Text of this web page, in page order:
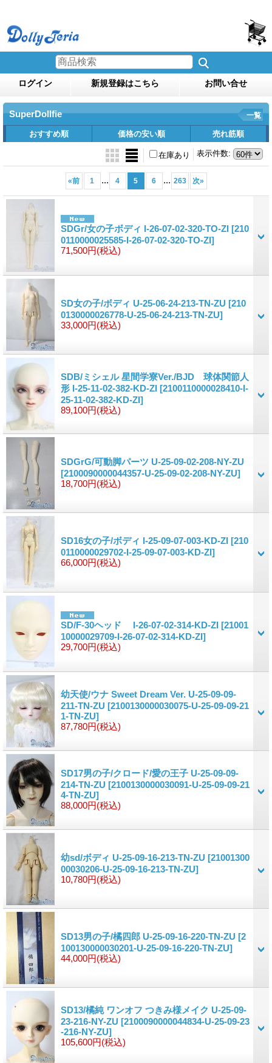
ログイン 新規登録はこちら お問い合せ
SuperDollfie 一覧
おすすめ順 価格の安い順 売れ筋順
表示件数:
在庫あり
«前 1 ... 4 5 6 ... 263 次»
SDGr/女の子ボディ I-26-07-02-320-TO-ZI [210
0110000025585-I-26-07-02-320-TO-ZI]
71,500円(税込)
SD女の子/ボディ U-25-06-24-213-TN-ZU [210
0130000026778-U-25-06-24-213-TN-ZU]
33,000円(税込)
SDB/ミシェル 星間学寮Ver./BJD 球体関節人
形 I-25-11-02-382-KD-ZI [2100110000028410-I-
25-11-02-382-KD-ZI]
89,100円(税込)
SDGrG/可動脚パーツ U-25-09-02-208-NY-ZU
[2100090000044357-U-25-09-02-208-NY-ZU]
18,700円(税込)
SD16女の子/ボディ I-25-09-07-003-KD-ZI [210
0110000029702-I-25-09-07-003-KD-ZI]
66,000円(税込)
SD/F-30ヘッド I-26-07-02-314-KD-ZI [21001
10000029709-I-26-07-02-314-KD-ZI]
29,700円(税込)
幼天使/ウナ Sweet Dream Ver. U-25-09-09-
211-TN-ZU [2100130000030075-U-25-09-09-21
1-TN-ZU]
87,780円(税込)
SD17男の子/クロード/愛の王子 U-25-09-09-
214-TN-ZU [2100130000030091-U-25-09-09-21
4-TN-ZU]
88,000円(税込)
幼sd/ボディ U-25-09-16-213-TN-ZU [21001300
00030206-U-25-09-16-213-TN-ZU]
10,780円(税込)
SD13男の子/橘四郎 U-25-09-16-220-TN-ZU [2
100130000030201-U-25-09-16-220-TN-ZU]
44,000円(税込)
SD13/橘純 ワンオフ つきみ様メイク U-25-09-
23-216-NY-ZU [2100090000044834-U-25-09-23
-216-NY-ZU]
105,600円(税込)